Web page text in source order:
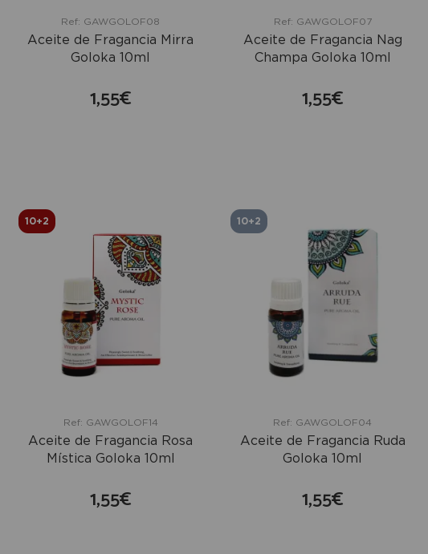
Ref: GAWGOLOF08
Aceite de Fragancia Mirra
Goloka 10ml
1,55€
Ref: GAWGOLOF07
Aceite de Fragancia Nag
Champa Goloka 10ml
1,55€
10+2
Ref: GAWGOLOF14
Aceite de Fragancia Rosa
Mística Goloka 10ml
1,55€
10+2
Ref: GAWGOLOF04
Aceite de Fragancia Ruda
Goloka 10ml
1,55€